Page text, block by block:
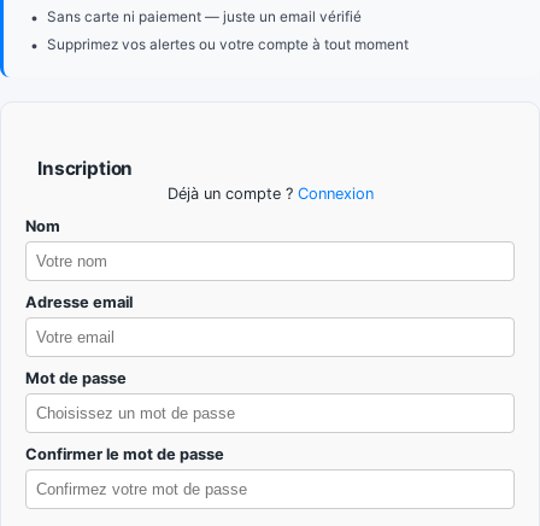
• Sans carte ni paiement — juste un email vérifié
• Supprimez vos alertes ou votre compte à tout moment
Inscription
Déjà un compte ? Connexion
Nom
Adresse email
Mot de passe
Confirmer le mot de passe